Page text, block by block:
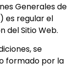
Generales de
es regular el
del Sitio Web.
se
formado por la